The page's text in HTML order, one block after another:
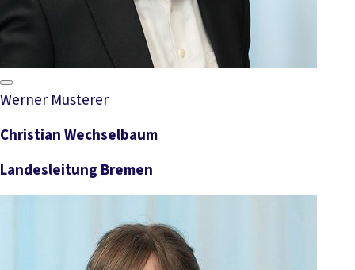
Werner Musterer
Christian Wechselbaum
Landesleitung Bremen